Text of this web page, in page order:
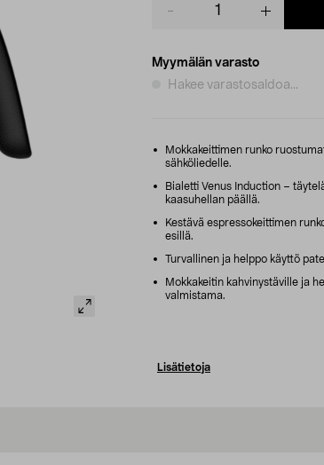
Myymälän varasto
Hakee varastosaldoa...
Mokkakeittimen runko
sähköliedelle.
Bialetti Venus Induction –
kaasuhellan päällä.
Kestävä espressokeittimen
esillä.
Turvallinen ja helppo käyttö
Mokkakeitin kahvinystäville ja
valmistama.
Lisätietoja